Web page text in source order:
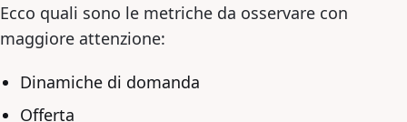
Ecco quali sono le metriche da osservare con
maggiore attenzione:
Dinamiche di domanda
Offerta